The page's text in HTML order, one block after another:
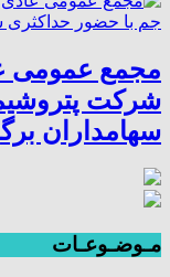
مجمع عمومی
شرکت
سهامداران
مـوضـوعـات